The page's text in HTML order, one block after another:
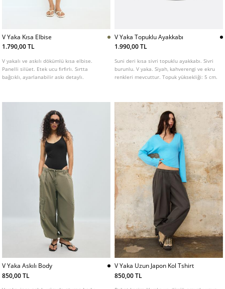
V Yaka Kısa Elbise
1.790,00 TL
V yakalı ve askılı dökümlü kısa elbise.
Panelli silüet. Etek ucu fırfırlı. Sırtta
bağcıklı, ayarlanabilir askı detaylı.
V Yaka Topuklu Ayakkabı
1.990,00 TL
Suni deri kısa sivri topuklu ayakkabı. Sivri
burunlu. V yaka. Siyah, kahverengi ve ekru
renkleri mevcuttur. Topuk yüksekliği: 5 cm.
V Yaka Askılı Body
850,00 TL
V Yaka Uzun Japon Kol Tshirt
850,00 TL